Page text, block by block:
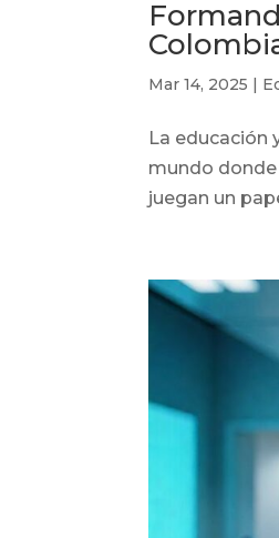
Mar 14, 2025
La educación
mundo
juegan un